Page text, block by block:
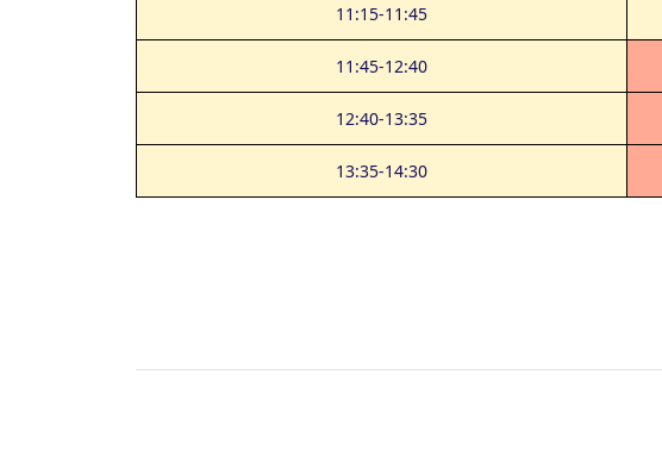
11:15-11:45
11:45-12:40
12:40-13:35
13:35-14:30